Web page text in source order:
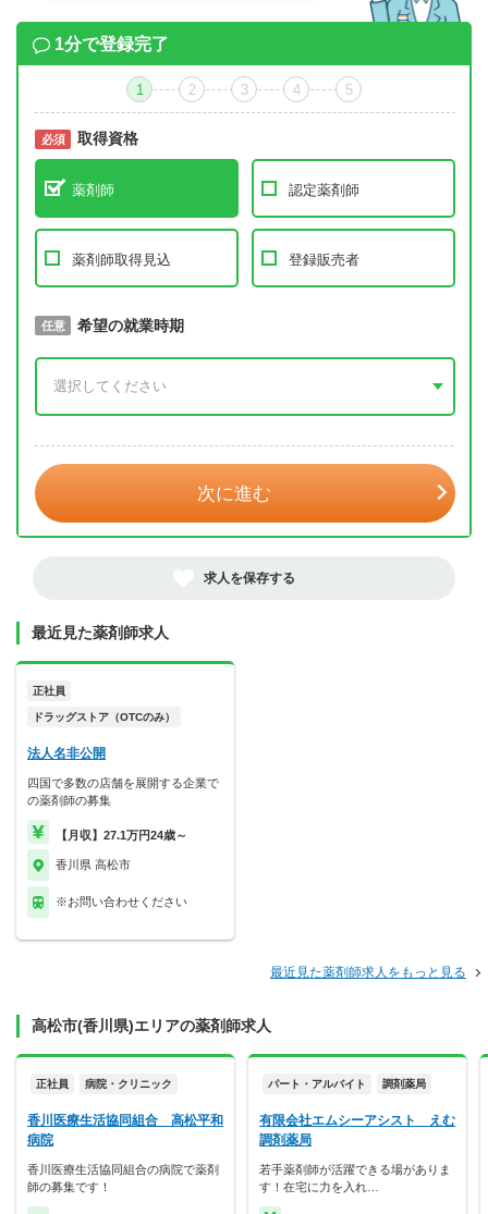
1分で登録完了
1 2 3 4 5
必須 取得資格
薬剤師 認定薬剤師
薬剤師取得見込 登録販売者
必須 取得予定年
任意 希望の就業時期
次に進む
求人を保存する
最近見た薬剤師求人
正社員
ドラッグストア（OTCのみ）
法人名非公開
四国で多数の店舗を展開する企業で
の薬剤師の募集
【月収】27.1万円24歳～
香川県 高松市
※お問い合わせください
最近見た薬剤師求人をもっと見る
高松市(香川県)エリアの薬剤師求人
正社員 病院・クリニック
香川医療生活協同組合 高松平和
病院
香川医療生活協同組合の病院で薬剤
師の募集です！
パート・アルバイト 調剤薬局
有限会社エムシーアシスト えむ
調剤薬局
若手薬剤師が活躍できる場がありま
す！在宅に力を入れ…